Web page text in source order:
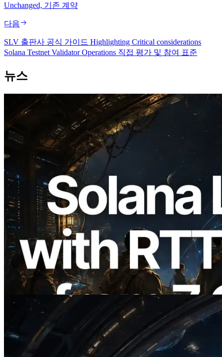
Unchanged, 기존 계약
다음
SLV 출판사 공식 가이드 Highlighting Critical considerations
Solana Testnet Validator Operations 직접 평가 및 참여 표준
뉴스
2026.08.05
ERPC, Solana Leader Slot API를 전 세계
7개 리전 ping 측정으로 확장 —
Validators Information API도 공개
이 글 읽기